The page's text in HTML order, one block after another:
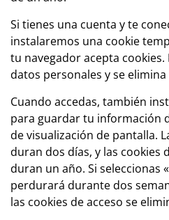
Si tienes una cuenta y te
instalaremos una cookie
tu navegador acepta
datos personales y se
Cuando accedas, también
para guardar tu información
de visualización de pantalla.
duran dos días, y las cookies
duran un año. Si seleccionas
perdurará durante dos
las cookies de acceso se